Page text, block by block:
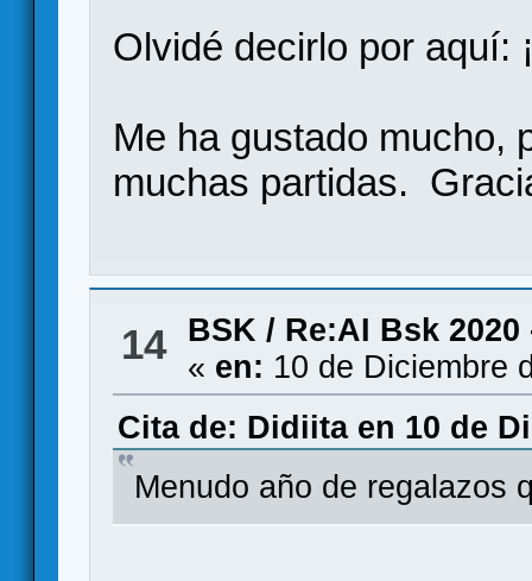
Olvidé decirlo por aquí:
Me ha gustado mucho,
muchas partidas.
14 BSK / Re:AI Bsk
« en: 10 de Diciembre
Cita de: Didiita en 10 de
Menudo año de regalazos